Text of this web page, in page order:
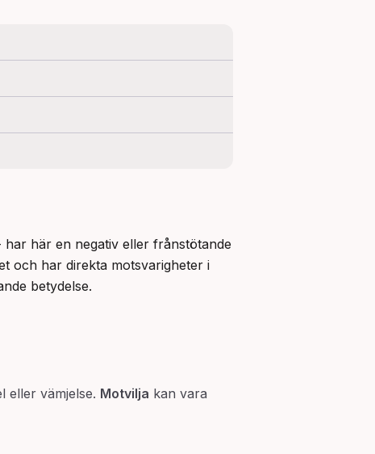
här en negativ eller frånstötande
och har direkta motsvarigheter i
betydelse.
eller vämjelse. Motvilja kan vara